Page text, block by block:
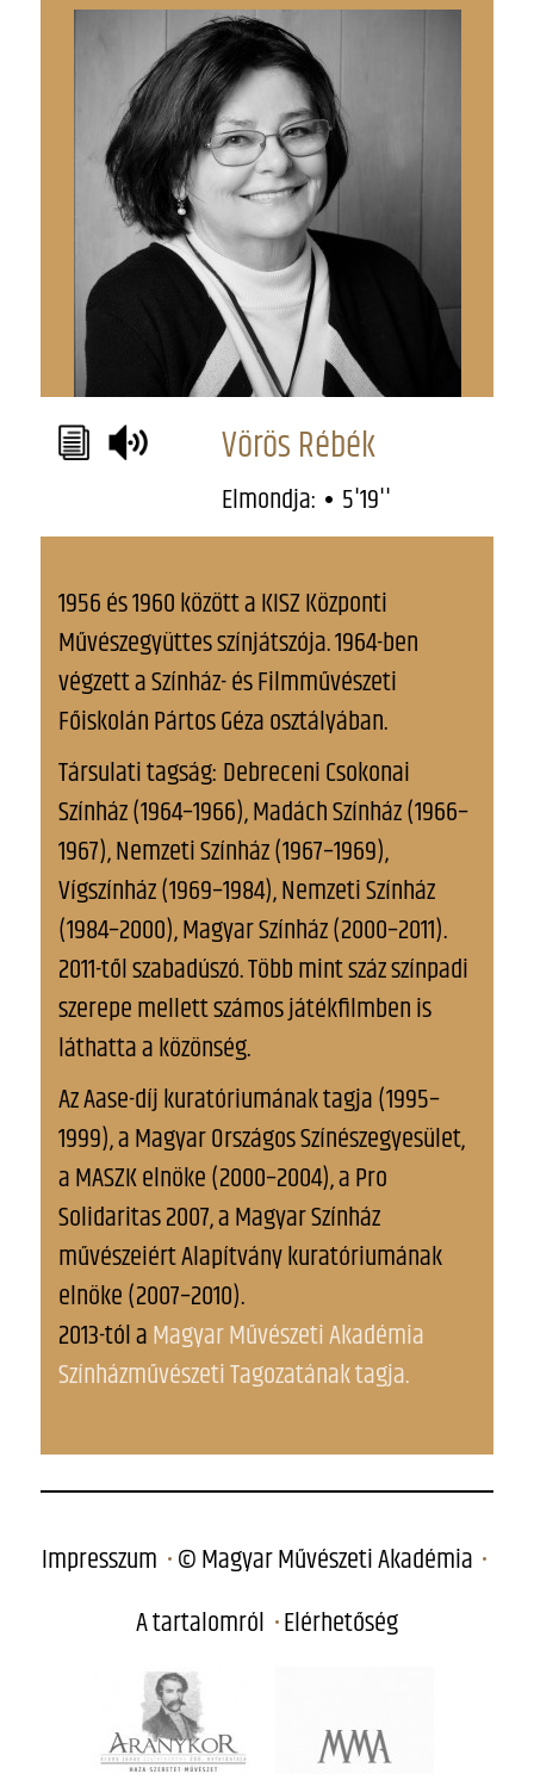
Vörös Rébék
Elmondja: 5'19''
1956 és 1960 között a KISZ Központi
Művészegyüttes színjátszója. 1964-ben
végzett a Színház- és Filmművészeti
Főiskolán Pártos Géza osztályában.
Társulati tagság: Debreceni Csokonai
Színház (1964–1966), Madách Színház (1966–
1967), Nemzeti Színház (1967–1969),
Vígszínház (1969–1984), Nemzeti Színház
(1984–2000), Magyar Színház (2000–2011).
2011-től szabadúszó. Több mint száz színpadi
szerepe mellett számos játékfilmben is
láthatta a közönség.
Az Aase-díj kuratóriumának tagja (1995–
1999), a Magyar Országos Színészegyesület,
a MASZK elnöke (2000–2004), a Pro
Solidaritas 2007, a Magyar Színház
művészeiért Alapítvány kuratóriumának
elnöke (2007–2010).
2013-tól aMagyar Művészeti Akadémia
Színházművészeti Tagozatának tagja.
Impresszum © Magyar Művészeti Akadémia
A tartalomról Elérhetőség